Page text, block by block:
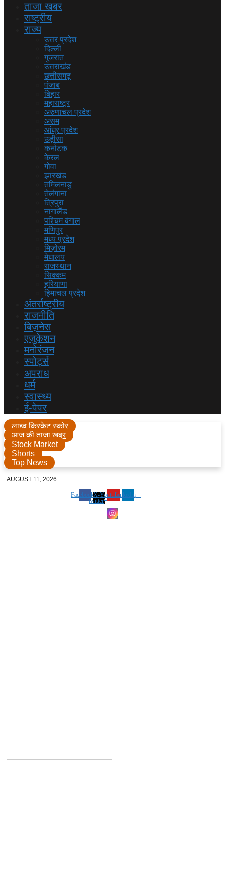
ताजा खबर
राष्ट्रीय
राज्य
उत्तर प्रदेश
दिल्ली
गुजरात
उत्तराखंड
छत्तीसगढ़
पंजाब
बिहार
महाराष्ट्र
अरुणाचल प्रदेश
असम
आंध्र प्रदेश
उड़ीसा
कर्नाटक
केरल
गोवा
झारखंड
तमिलनाडु
तेलंगाना
त्रिपुरा
नागालैंड
पश्चिम बंगाल
मणिपुर
मध्य प्रदेश
मिज़ोरम
मेघालय
राजस्थान
सिक्कम
हरियाणा
हिमाचल प्रदेश
अंतर्राष्ट्रीय
राजनीति
बिज़नेस
एजुकेशन
मनोरंजन
स्पोर्ट्स
अपराध
धर्म
स्वास्थ्य
ई-पेपर
लाइव क्रिकेट स्कोर
आज की ताजा खबर
Stock Market
Shorts
Top News
AUGUST 11, 2026
FacebookX-
twitter
YoutubeLinkedin